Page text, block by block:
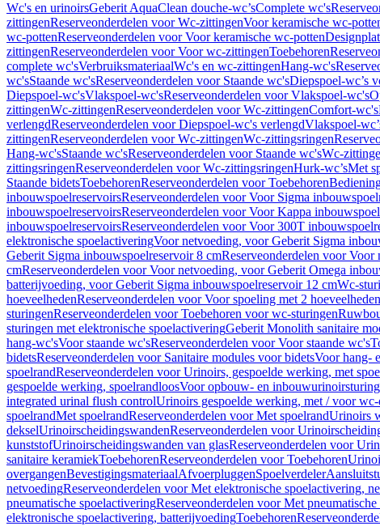
Wc's en urinoirsGeberit AquaClean douche-wc’sComplete wc's
zittingenReserveonderdelen voor Wc-zittingenVoor keramische wc-
wc-pottenReserveonderdelen voor Voor keramische wc-potten
zittingenReserveonderdelen voor Voor wc-zittingenToebehoren
complete wc'sVerbruiksmateriaalWc's en wc-zittingenHang-wc's
wc'sStaande wc'sReserveonderdelen voor Staande wc'sDiepspoel-wc’s
Diepspoel-wc'sVlakspoel-wc'sReserveonderdelen voor Vlakspoel-wc's
zittingenWc-zittingenReserveonderdelen voor Wc-zittingenComfort-wc's
verlengdReserveonderdelen voor Diepspoel-wc's verlengdVlakspoel-
zittingenReserveonderdelen voor Wc-zittingenWc-zittingsringen
Hang-wc'sStaande wc'sReserveonderdelen voor Staande wc'sWc-
zittingsringenReserveonderdelen voor Wc-zittingsringenHurk-wc’sMet
Staande bidetsToebehorenReserveonderdelen voor Toebehoren
inbouwspoelreservoirsReserveonderdelen voor Voor Sigma
inbouwspoelreservoirsReserveonderdelen voor Voor Kappa
inbouwspoelreservoirsReserveonderdelen voor Voor 300T
elektronische spoelactiveringVoor netvoeding, voor Geberit Sigma
Geberit Sigma inbouwspoelreservoir 8 cmReserveonderdelen voor
cmReserveonderdelen voor Voor netvoeding, voor Geberit Omega
batterijvoeding, voor Geberit Sigma inbouwspoelreservoir 12 cmWc-
hoeveelhedenReserveonderdelen voor Voor spoeling met 2 hoeveelheden
sturingenReserveonderdelen voor Toebehoren voor wc-sturingen
sturingen met elektronische spoelactiveringGeberit Monolith sanitaire
hang-wc'sVoor staande wc'sReserveonderdelen voor Voor staande wc's
bidetsReserveonderdelen voor Sanitaire modules voor bidetsVoor hang-
spoelrandReserveonderdelen voor Urinoirs, gespoelde werking, met
gespoelde werking, spoelrandloosVoor opbouw- en inbouwurinoirsturing
integrated urinal flush controlUrinoirs gespoelde werking, met / voor wc-
spoelrandMet spoelrandReserveonderdelen voor Met spoelrandUrinoirs
dekselUrinoirscheidingswandenReserveonderdelen voor
kunststofUrinoirscheidingswanden van glasReserveonderdelen voor
sanitaire keramiekToebehorenReserveonderdelen voor Toebehoren
overgangenBevestigingsmateriaalAfvoerpluggenSpoelverdeler
netvoedingReserveonderdelen voor Met elektronische spoelactivering,
pneumatische spoelactiveringReserveonderdelen voor Met
elektronische spoelactivering, batterijvoedingToebehoren